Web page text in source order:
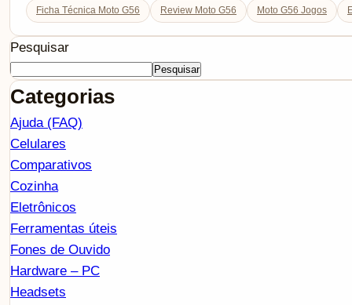
Ficha Técnica Moto G56 Review Moto G56 Moto G56 Jogos
Pesquisar
Pesquisar
Categorias
Ajuda (FAQ)
Celulares
Comparativos
Cozinha
Eletrônicos
Ferramentas úteis
Fones de Ouvido
Hardware – PC
Headsets